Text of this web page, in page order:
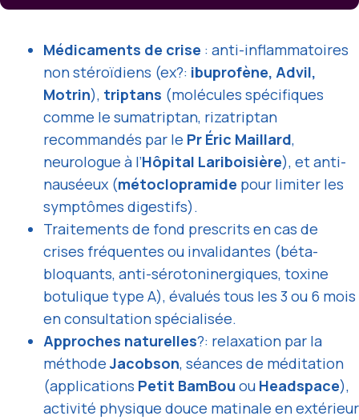
Médicaments de crise : anti-inflammatoires
non stéroïdiens (ex?: ibuprofène, Advil,
Motrin), triptans (molécules spécifiques
comme le sumatriptan, rizatriptan
recommandés par le Pr Éric Maillard,
neurologue à l’Hôpital Lariboisière), et anti-
nauséeux (métoclopramide pour limiter les
symptômes digestifs).
Traitements de fond prescrits en cas de
crises fréquentes ou invalidantes (béta-
bloquants, anti-sérotoninergiques, toxine
botulique type A), évalués tous les 3 ou 6 mois
en consultation spécialisée.
Approches naturelles?: relaxation par la
méthodeJacobson, séances de méditation
(applications Petit BamBou ou Headspace),
activité physique douce matinale en extérieur